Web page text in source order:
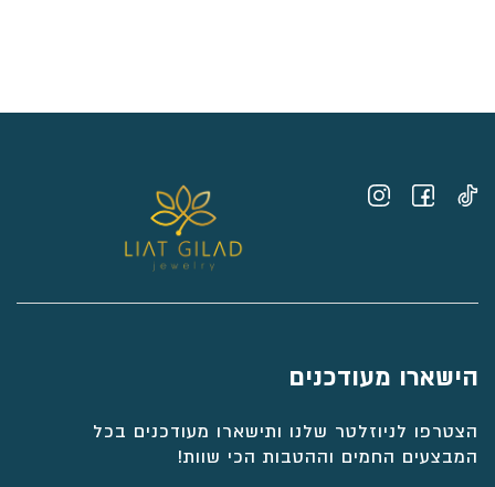
הישארו מעודכנים
הצטרפו לניוזלטר שלנו ותישארו מעודכנים בכל
המבצעים החמים וההטבות הכי שוות!